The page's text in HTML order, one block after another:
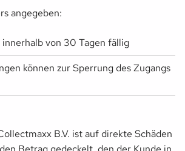
angegeben:
innerhalb von 30 Tagen fällig
können zur Sperrung des Zugangs
B.V. ist auf direkte Schäden